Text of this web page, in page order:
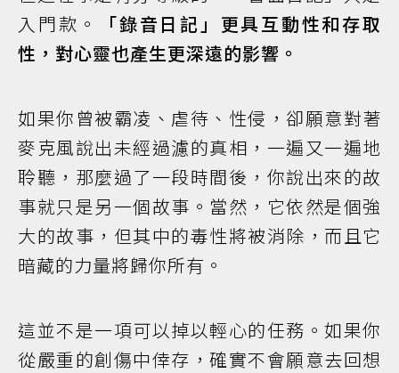
入門款。
「錄音日記」更具互動性和存取
性，對心靈也產生更深遠的影響。
如果你曾被霸凌、虐待、性侵，卻願意對著
麥克風說出未經過濾的真相，一遍又一遍地
聆聽，那麼過了一段時間後，你說出來的故
事就只是另一個故事。當然，它依然是個強
大的故事，但其中的毒性將被消除，而且它
暗藏的力量將歸你所有。
這並不是一項可以掉以輕心的任務。如果你
從嚴重的創傷中倖存，確實不會願意去回想